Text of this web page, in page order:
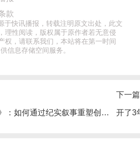
款
于快讯播报，转载注明原文出处，此文
理性阅读，版权属于原作者若无意侵
权，请联系我们，本站将在第一时间
信息存储空间服务。
《闪光的创始人》：如何通过纪实叙事重塑创始人IP的信任资产
下一篇